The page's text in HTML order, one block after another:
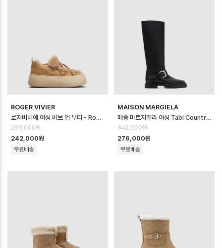
ROGER VIVIER
로저비비에 여성 비브 업 부티 - Roger Vivier Viv Up Booties - r…
293,000원
242,000원
무료배송
MAISON MARGIELA
메종 마르지엘라 여성 Tabi Country 니하이 부츠 - Maison Margiela …
342,000원
276,000원
무료배송